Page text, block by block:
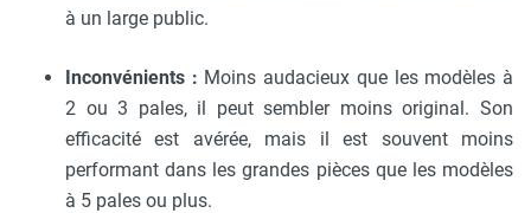
à un large public.
Inconvénients : Moins audacieux que les modèles à
2 ou 3 pales, il peut sembler moins original. Son
efficacité est avérée, mais il est souvent moins
performant dans les grandes pièces que les modèles
à 5 pales ou plus.